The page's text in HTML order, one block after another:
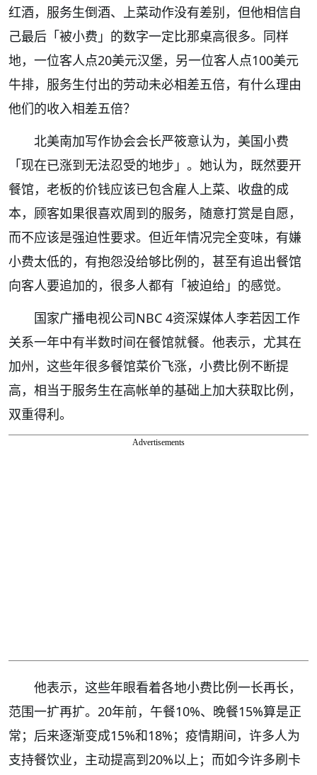
红酒，服务生倒酒、上菜动作没有差别，但他相信自
己最后「被小费」的数字一定比那桌高很多。同样
地，一位客人点20美元汉堡，另一位客人点100美元
牛排，服务生付出的劳动未必相差五倍，有什么理由
他们的收入相差五倍？
北美南加写作协会会长严筱意认为，美国小费
「现在已涨到无法忍受的地步」。她认为，既然要开
餐馆，老板的价钱应该已包含雇人上菜、收盘的成
本，顾客如果很喜欢周到的服务，随意打赏是自愿，
而不应该是强迫性要求。但近年情况完全变味，有嫌
小费太低的，有抱怨没给够比例的，甚至有追出餐馆
向客人要追加的，很多人都有「被迫给」的感觉。
国家广播电视公司NBC 4资深媒体人李若因工作
关系一年中有半数时间在餐馆就餐。他表示，尤其在
加州，这些年很多餐馆菜价飞涨，小费比例不断提
高，相当于服务生在高帐单的基础上加大获取比例，
双重得利。
Advertisements
他表示，这些年眼看着各地小费比例一长再长，
范围一扩再扩。20年前，午餐10%、晚餐15%算是正
常；后来逐渐变成15%和18%；疫情期间，许多人为
支持餐饮业，主动提高到20%以上；而如今许多刷卡